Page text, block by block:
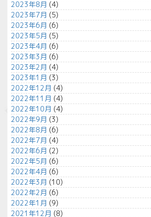
2023年8月 (4)
2023年7月 (5)
2023年6月 (6)
2023年5月 (5)
2023年4月 (6)
2023年3月 (6)
2023年2月 (4)
2023年1月 (3)
2022年12月 (4)
2022年11月 (4)
2022年10月 (4)
2022年9月 (3)
2022年8月 (6)
2022年7月 (4)
2022年6月 (2)
2022年5月 (6)
2022年4月 (6)
2022年3月 (10)
2022年2月 (6)
2022年1月 (9)
2021年12月 (8)